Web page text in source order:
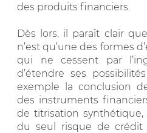
des produits financiers.
Dès lors, il paraît clair
n’est qu’une des formes
qui ne cessent par
d’étendre ses
exemple la conclusion
des instruments
de titrisation
du seul risque de crédit